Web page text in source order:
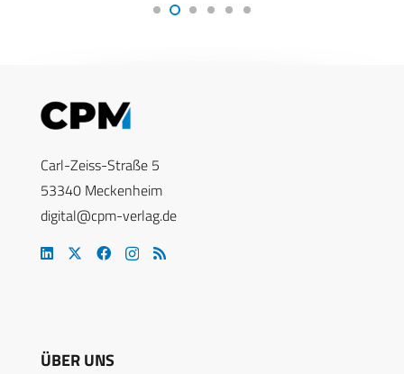
Carl-Zeiss-Straße 5
53340 Meckenheim
digital@cpm-verlag.de
ÜBER UNS